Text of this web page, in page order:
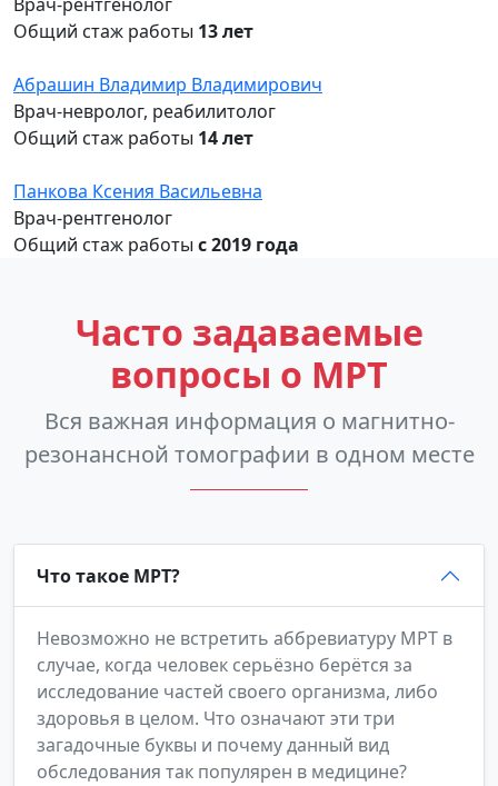
Общий стаж работы 13 лет
Абрашин Владимир Владимирович
Врач-невролог, реабилитолог
Общий стаж работы 14 лет
Панкова Ксения Васильевна
Врач-рентгенолог
Общий стаж работы с 2019 года
Часто задаваемые
вопросы о МРТ
Вся важная информация о магнитно-
резонансной томографии в одном месте
Что такое МРТ?
Невозможно не встретить аббревиатуру МРТ в
случае, когда человек серьёзно берётся за
исследование частей своего организма, либо
здоровья в целом. Что означают эти три
загадочные буквы и почему данный вид
обследования так популярен в медицине?